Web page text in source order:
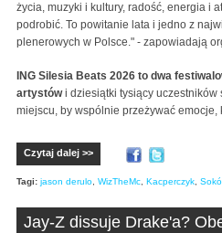
życia, muzyki i kultury, radość, energia i
podrobić. To powitanie lata i jedno z
plenerowych w Polsce." - zapowiadają
ING Silesia Beats 2026 to dwa
artystówi dziesiątki tysiący uczestników
miejscu, by wspólnie przeżywać emocje,
Czytaj dalej >>
Tagi: jason derulo WizTheMc Kacperczyk
Jay-Z dissuje Drake'a?